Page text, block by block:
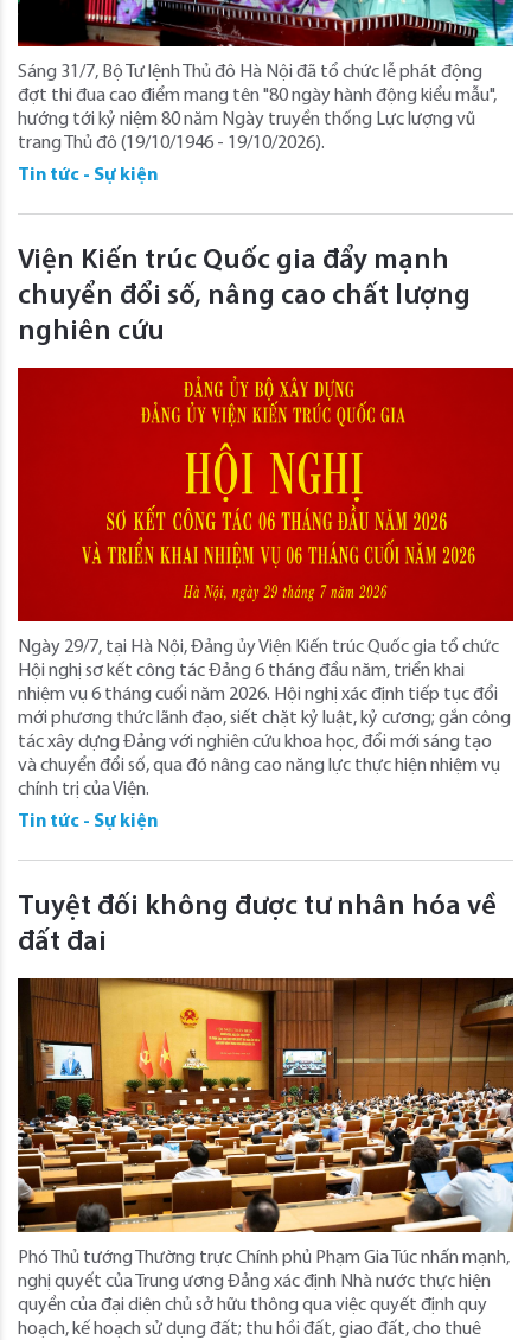
Sáng 31/7, Bộ Tư lệnh Thủ đô Hà Nội đã tổ chức lễ phát động
đợt thi đua cao điểm mang tên "80 ngày hành động kiểu mẫu",
hướng tới kỷ niệm 80 năm Ngày truyền thống Lực lượng vũ
trang Thủ đô (19/10/1946 - 19/10/2026).
Tin tức - Sự kiện
Viện Kiến trúc Quốc gia đẩy mạnh
chuyển đổi số, nâng cao chất lượng
nghiên cứu
Ngày 29/7, tại Hà Nội, Đảng ủy Viện Kiến trúc Quốc gia tổ chức
Hội nghị sơ kết công tác Đảng 6 tháng đầu năm, triển khai
nhiệm vụ 6 tháng cuối năm 2026. Hội nghị xác định tiếp tục đổi
mới phương thức lãnh đạo, siết chặt kỷ luật, kỷ cương; gắn công
tác xây dựng Đảng với nghiên cứu khoa học, đổi mới sáng tạo
và chuyển đổi số, qua đó nâng cao năng lực thực hiện nhiệm vụ
chính trị của Viện.
Tin tức - Sự kiện
Tuyệt đối không được tư nhân hóa về
đất đai
Phó Thủ tướng Thường trực Chính phủ Phạm Gia Túc nhấn mạnh,
nghị quyết của Trung ương Đảng xác định Nhà nước thực hiện
quyền của đại diện chủ sở hữu thông qua việc quyết định quy
hoạch, kế hoạch sử dụng đất; thu hồi đất, giao đất, cho thuê